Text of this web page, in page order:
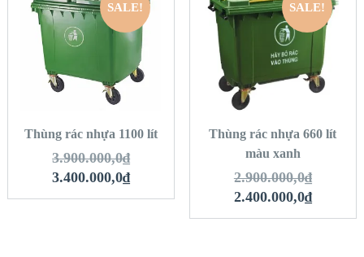
SALE!
QUICK LOOK
VIEW DETAILS
THÊM VÀO GIỎ
HÀNG
Thùng rác nhựa 1100 lít
3.900.000,0₫
3.400.000,0₫
SALE!
QUICK LOOK
VIEW DETAILS
THÊM VÀO GIỎ
Thùng rác nhựa 660 lít
màu xanh
2.900.000,0₫
2.400.000,0₫